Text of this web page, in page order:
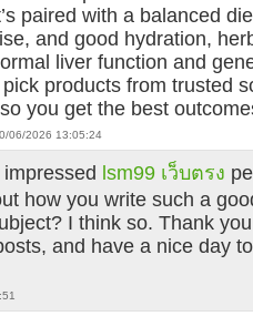
paired with a balanced
and good hydration,
liver function and
products from trusted
you get the best
06/2026 13:05:24
lsm99 เว็บตรง
how you write such a
I think so. Thank
and have a nice day